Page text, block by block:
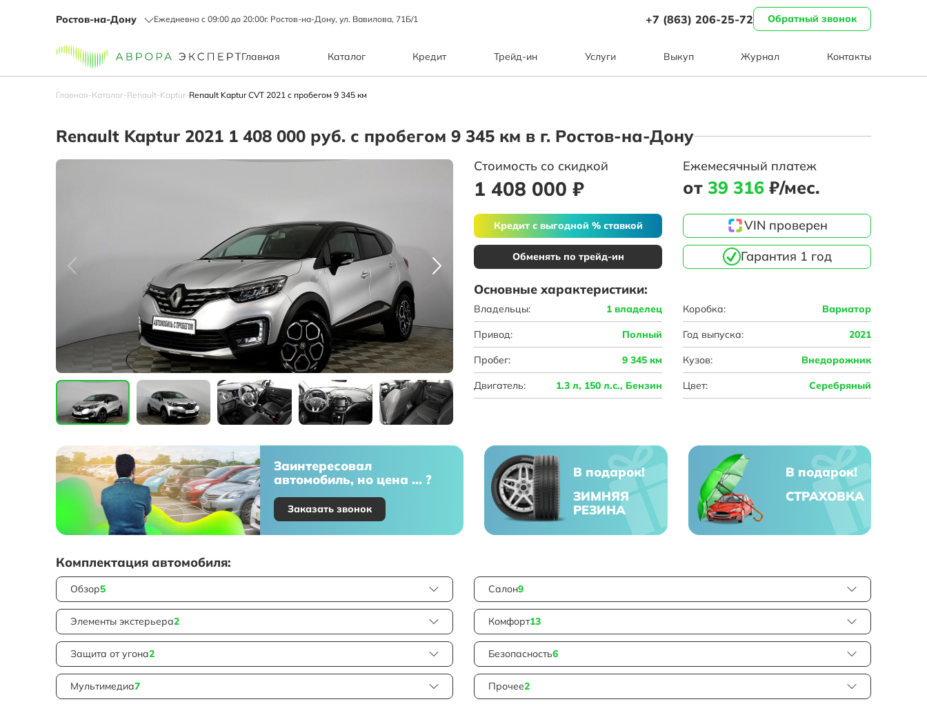
Ростов-на-Дону Ежедневно с 09:00 до 20:00г. Ростов-на-Дону, ул. Вавилова, 71Б/1 +7 (863) 206-25-72 Обратный звонок
Главная Каталог Кредит Трейд-ин Услуги Выкуп Журнал Контакты
Главная-Каталог-Renault-Kaptur-Renault Kaptur CVT 2021 с пробегом 9 345 км
Renault Kaptur 2021 1 408 000 руб. с пробегом 9 345 км в г. Ростов-на-Дону
Стоимость со скидкой
1 408 000 ₽
Ежемесячный платеж
от 39 316 ₽/мес.
Кредит с выгодной % ставкой
Обменять по трейд-ин
VIN проверен
Гарантия 1 год
Основные характеристики:
Владельцы: 1 владелец Коробка: Вариатор
Привод: Полный Год выпуска: 2021
Пробег: 9 345 км Кузов: Внедорожник
Двигатель: 1.3 л, 150 л.с., Бензин Цвет: Серебряный
Заинтересовал
автомобиль, но цена ... ?
Заказать звонок
В подарок!
ЗИМНЯЯ
РЕЗИНА
В подарок!
СТРАХОВКА
Комплектация автомобиля:
Обзор5
Элементы экстерьера2
Защита от угона2
Мультимедиа7
Салон9
Комфорт13
Безопасность6
Прочее2